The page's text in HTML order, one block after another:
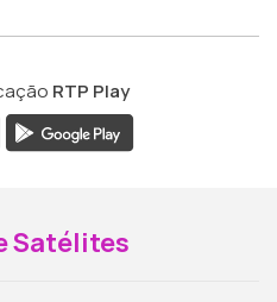
RTP Play
Satélites